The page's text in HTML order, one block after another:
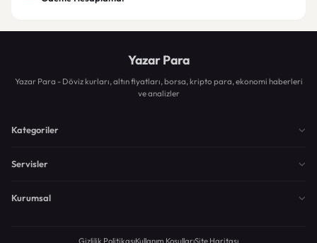
Yazar Para
Yazar Para - Döviz kurları, altın fiyatları, borsa, kripto para, ekonomi haberleri
ve analizler
Kategoriler
Servisler
Kurumsal
Gizlilik PolitikasıKullanım KoşullarıSite Haritası